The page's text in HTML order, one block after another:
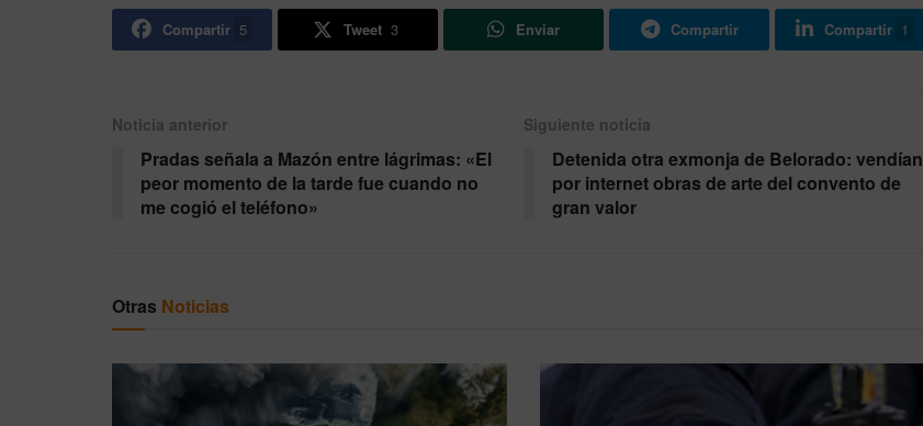
Compartir 5 Tweet 3 Enviar Compartir Compartir 1
Noticia anterior
Pradas señala a Mazón entre lágrimas: «El
peor momento de la tarde fue cuando no
me cogió el teléfono»
Siguiente noticia
Detenida otra exmonja de Belorado: vendían
por internet obras de arte del convento de
gran valor
Otras Noticias